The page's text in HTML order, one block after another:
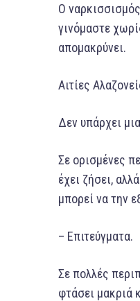
Ο
γινόμαστε
απομακρύνει.
Αιτίες
Δεν υπάρχει
Σε ορισμένες
έχει ζήσει,
μπορεί να την
– Επιτεύγματα.
Σε πολλές
φτάσει μακριά